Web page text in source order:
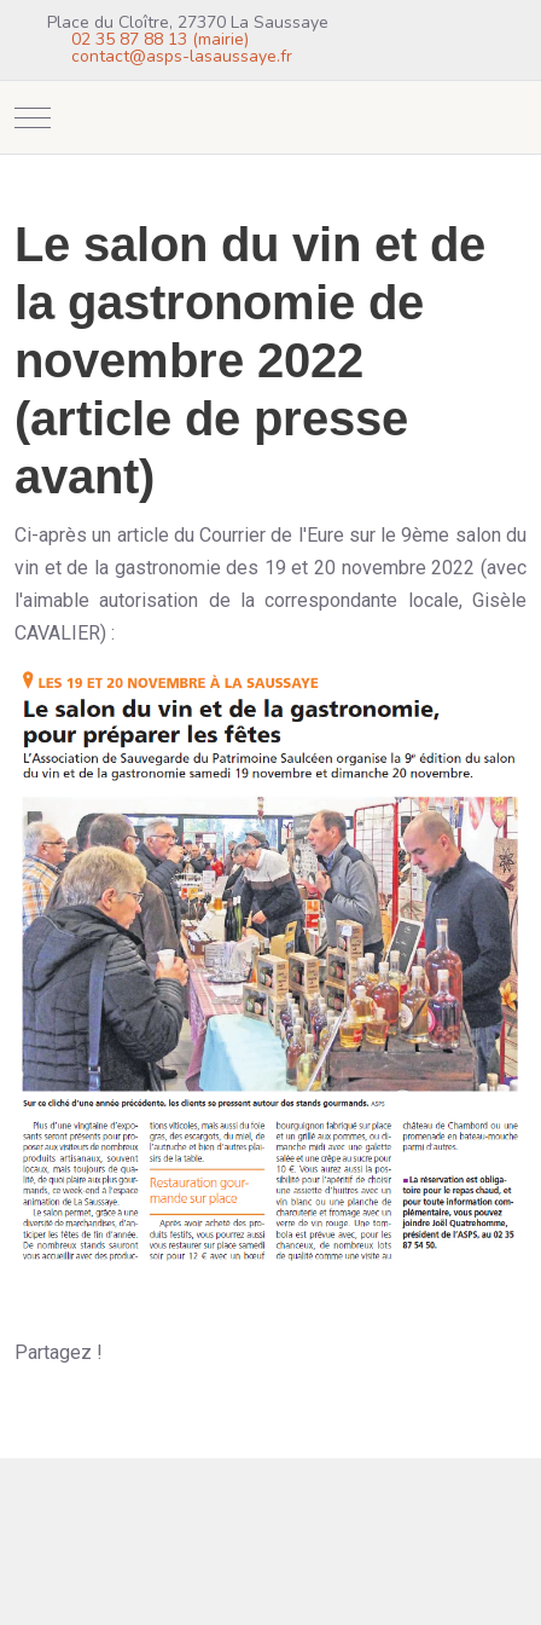
Place du Cloître, 27370 La Saussaye
02 35 87 88 13 (mairie)
contact@asps-lasaussaye.fr
Mobile Menu Toggle
Le salon du vin et de
la gastronomie de
novembre 2022
(article de presse
avant)
Ci-après un article du Courrier de l'Eure sur le 9ème salon du
vin et de la gastronomie des 19 et 20 novembre 2022 (avec
l'aimable autorisation de la correspondante locale, Gisèle
CAVALIER) :
Partagez !